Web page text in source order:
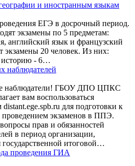
и иностранным языкам
ЕГЭ в досрочный период.
экзамены по 5 предметам:
английский язык и французский
экзамены 20 человек. Из них:
историю - 6…
наблюдателей
наблюдатели! ГБОУ ДПО ЦПКС
вам воспользоваться
для подготовки к
проведением экзаменов в ППЭ.
прав и обязанностей
в период организации,
итоговой…
проведения ГИА